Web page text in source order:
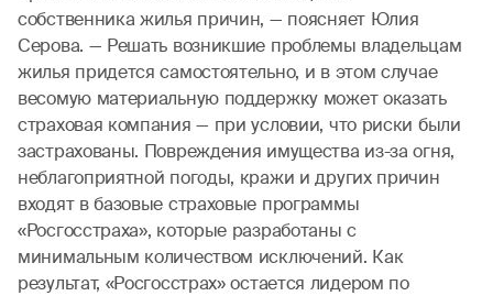
собственника жилья причин, — поясняет Юлия
Серова. — Решать возникшие проблемы владельцам
жилья придется самостоятельно, и в этом случае
весомую материальную поддержку может оказать
страховая компания — при условии, что риски были
застрахованы. Повреждения имущества из-за огня,
неблагоприятной погоды, кражи и других причин
входят в базовые страховые программы
«Росгосстраха», которые разработаны с
минимальным количеством исключений. Как
результат, «Росгосстрах» остается лидером по